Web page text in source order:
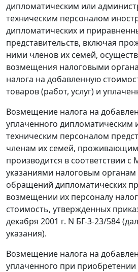
дипломатическим или
техническим персоналом
дипломатических и
представительств, включая
ними членов их семей,
возмещения налоговыми
налога на добавленную
товаров (работ, услуг) и
Возмещение налога на
уплаченного дипломатическим
техническим персоналом
членам их семей,
производится в соответствии
указаниями налоговым
обращений дипломатических
возмещении их персоналу
стоимость, утвержденных
декабря 2001 г. N БГ-3-23/584
указания).
Возмещение налога на
уплаченного при приобретении